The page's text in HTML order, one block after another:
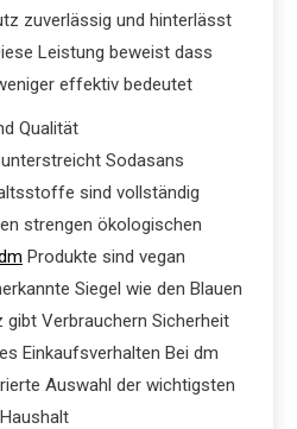
zuverlässig und hinterlässt
Leistung beweist dass
effektiv bedeutet
Qualität
Sodasans
sind vollständig
strengen ökologischen
Produkte sind vegan
Siegel wie den Blauen
gibt Verbrauchern Sicherheit
Einkaufsverhalten Bei dm
Auswahl der wichtigsten